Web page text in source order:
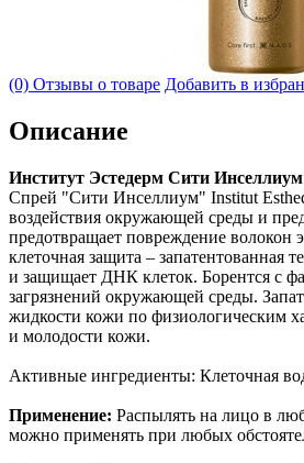
(0) Отзывы о товаре Добавить в
Описание
Институт Эстедерм Сити
Спрей "Сити Инселлиум" Institut
воздействия окружающей среды и
предотвращает повреждение волокон
клеточная защита –
и защищает ДНК клеток. Борентся с
загрязнений окружающей среды.
жидкости кожи по физиологическим
и молодости кожи.
Активные ингредиенты: Клеточная
Применение: Распылять на лицо в
можно применять при любых